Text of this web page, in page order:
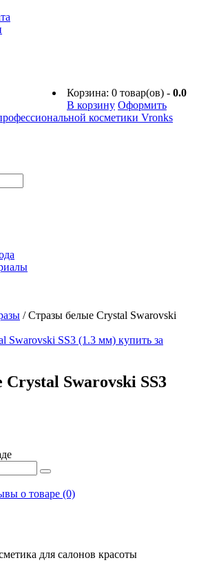
Корзина: 0 товар(ов) - 0.0
В корзину Оформить
/Стразы белые Crystal Swarovski
Swarovski SS3
о товаре (0)
для салонов красоты